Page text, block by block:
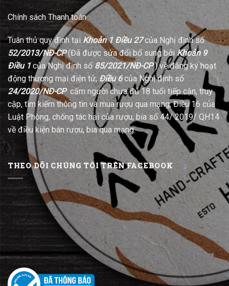
Chính sách Thanh toán
Tuân thủ quy định tại Khoản 1 Điều 27của Nghị định số
52/2013/NĐ-CP(Đã được sửa đổi bổ sung bởi Khoản 9
Điều 1của Nghị định số 85/2021/NĐ-CP) về đăng ký hoạt
động thương mại điện tử; Điều 6của Nghị định số
24/2020/NĐ-CPcấm người chưa đủ 18 tuổi tiếp cận, truy
cập, tìm kiếm thông tin và mua rượu qua mạng; Điều 16 của
Luật Phòng, chống tác hại của rượu, bia số 44/ 2019/ QH14
về điều kiện bán rượu, bia qua mạng.
THEO DÕI CHÚNG TÔI TRÊN FACEBOOK